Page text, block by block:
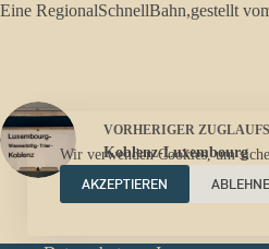
Wir verwenden Cookies, um
AKZEPTIEREN
Eine RegionalSchnellBahn,gestellt
VORHERIGER
Koblenz-Luxembourg